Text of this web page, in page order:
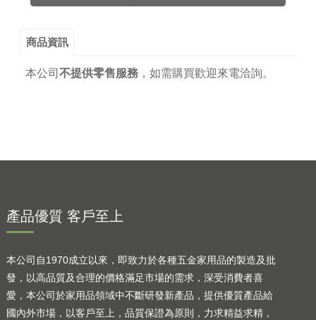
商品資訊
本公司 不提供零售服務， 如需購買歡迎來電洽詢。
產品優質 客戶至上
本公司自1970成立以來，即致力於各種五金家用品的製造及批
發，以高品質及合理的價格滿足市場的需求，深受消費者喜
愛，本公司於家用品領域中不斷研發新產品，提供優質產品給
國內外市場，以客戶至上，品質保證為原則，力求精益求精，